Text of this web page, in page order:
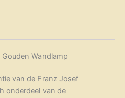
Wandlamp
van de Franz Josef
onderdeel van de